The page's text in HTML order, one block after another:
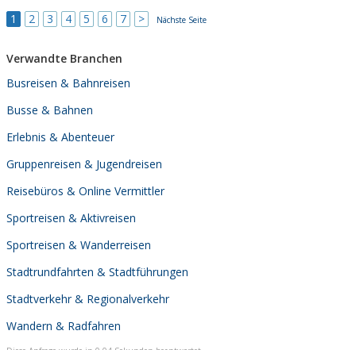
1 2 3 4 5 6 7 > Nächste Seite
Verwandte Branchen
Busreisen & Bahnreisen
Busse & Bahnen
Erlebnis & Abenteuer
Gruppenreisen & Jugendreisen
Reisebüros & Online Vermittler
Sportreisen & Aktivreisen
Sportreisen & Wanderreisen
Stadtrundfahrten & Stadtführungen
Stadtverkehr & Regionalverkehr
Wandern & Radfahren